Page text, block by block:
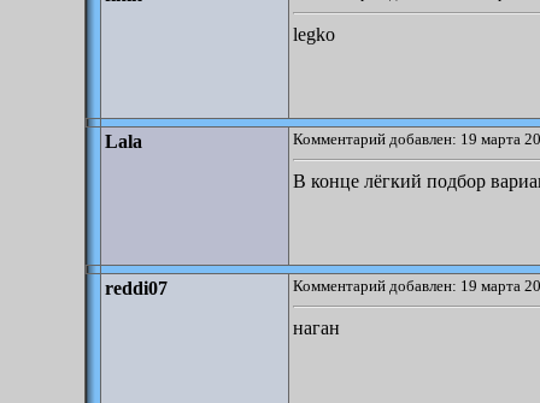
legko
Lala Комментарий добавлен: 19 марта
В конце лёгкий подбор
reddi07 Комментарий добавлен: 19 марта
наган